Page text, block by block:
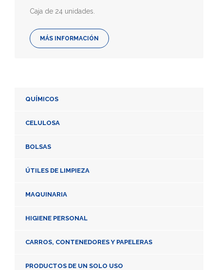
QUÍMICOS
CELULOSA
BOLSAS
ÚTILES DE LIMPIEZA
MAQUINARIA
HIGIENE PERSONAL
CARROS, CONTENEDORES Y PAPELERAS
PRODUCTOS DE UN SOLO USO
Caja de 24 unidades.
MÁS INFORMACIÓN